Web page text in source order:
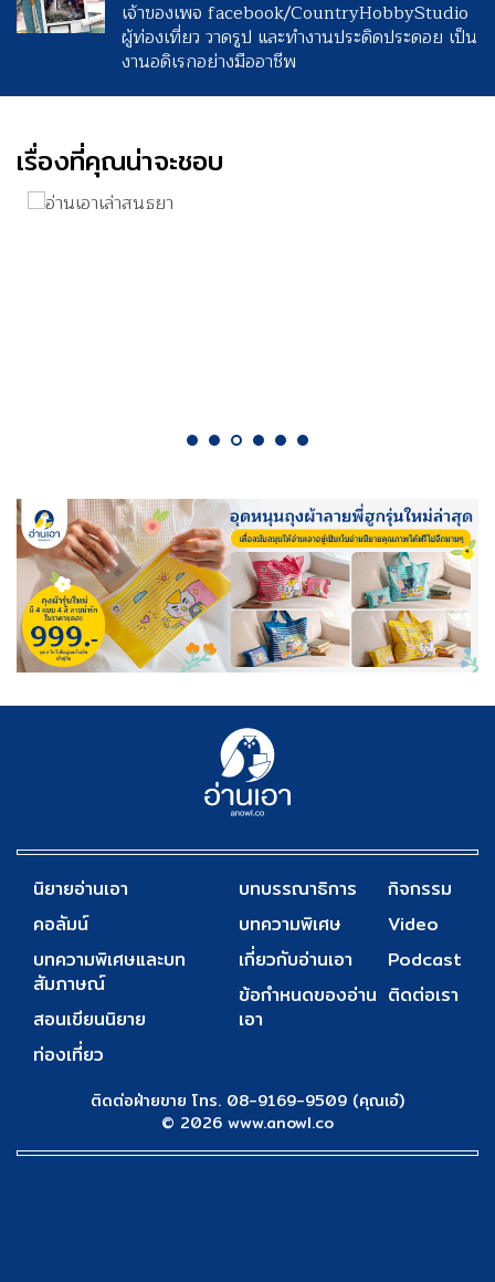
เจ้าของเพจ facebook/CountryHobbyStudio
ผู้ท่องเที่ยว วาดรูป และทำงานประดิดประดอย เป็น
งานอดิเรกอย่างมืออาชีพ
เรื่องที่คุณน่าจะชอบ
นิยายอ่านเอา
คอลัมน์
บทความพิเศษและบท
สัมภาษณ์
สอนเขียนนิยาย
ท่องเที่ยว
บทบรรณาธิการ
บทความพิเศษ
เกี่ยวกับอ่านเอา
ข้อกำหนดของอ่าน
เอา
กิจกรรม
Video
Podcast
ติดต่อเรา
ติดต่อฝ่ายขาย โทร. 08-9169-9509 (คุณเอ๋)
© 2026 www.anowl.co